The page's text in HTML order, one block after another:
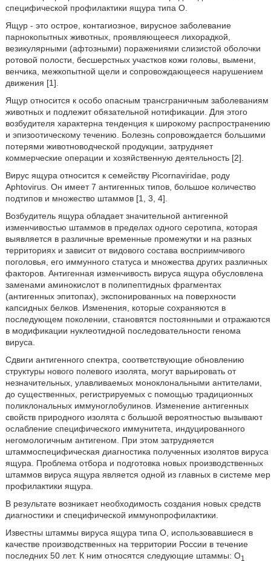
специфической профилактики ящура типа О.
Ящур - это острое, контагиозное, вирусное заболевание
парнокопытных животных, проявляющееся лихорадкой,
везикулярными (афтозными) поражениями слизистой оболочки
ротовой полости, бесшерстных участков кожи головы, вымени,
венчика, межкопытной щели и сопровождающееся нарушением
движения [1].
Ящур относится к особо опасным трансграничным заболеваниям
животных и подлежит обязательной нотификации. Для этого
возбудителя характерна тенденция к широкому распространению
и эпизоотическому течению. Болезнь сопровождается большими
потерями животноводческой продукции, затрудняет
коммерческие операции и хозяйственную деятельность [2].
Вирус ящура относится к семейству Picornaviridae, роду
Aphtovirus. Он имеет 7 антигенных типов, большое количество
подтипов и множество штаммов [1, 3, 4].
Возбудитель ящура обладает значительной антигенной
изменчивостью штаммов в пределах одного серотипа, которая
выявляется в различные временные промежутки и на разных
территориях и зависит от видового состава восприимчивого
поголовья, его иммунного статуса и множества других различных
факторов. Антигенная изменчивость вируса ящура обусловлена
заменами аминокислот в полипептидных фрагментах
(антигенных эпитопах), экспонированных на поверхности
капсидных белков. Изменения, которые сохраняются в
последующем поколении, становятся постоянными и отражаются
в модификации нуклеотидной последовательности генома
вируса.
Сдвиги антигенного спектра, соответствующие обновлению
структуры нового полевого изолята, могут варьировать от
незначительных, улавливаемых моноклональными антителами,
до существенных, регистрируемых с помощью традиционных
поликлональных иммуноглобулинов. Изменение антигенных
свойств природного изолята с большой вероятностью вызывают
ослабление специфического иммунитета, индуцированного
негомологичным антигеном. При этом затрудняется
штаммоспецифическая диагностика полученных изолятов вируса
ящура. Проблема отбора и подготовка новых производственных
штаммов вируса ящура является одной из главных в системе мер
профилактики ящура.
В результате возникает необходимость создания новых средств
диагностики и специфической иммунопрофилактики.
Известны штаммы вируса ящура типа О, использовавшиеся в
качестве производственных на территории России в течение
последних 50 лет. К ним относятся следующие штаммы: O1